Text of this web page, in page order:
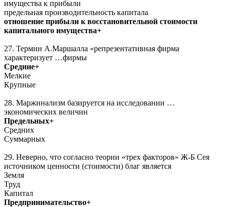
имущества к прибыли
предельная производительность капитала
отношение прибыли к восстановительной стоимости
капитального имущества+
27. Термин А.Маршалла «репрезентативная фирма
характеризует …фирмы
Средние+
Мелкие
Крупные
28. Маржинализм базируется на исследовании …
экономических величин
Предельных+
Средних
Суммарных
29. Неверно, что согласно теории «трех факторов» Ж-Б Сея
источником ценности (стоимости) благ является
Земля
Труд
Капитал
Предпринимательство+